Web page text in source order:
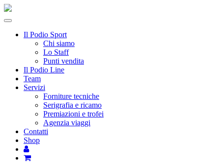
Toggle
navigationIl Podio Sport
Chi siamo
Lo Staff
Punti vendita
Il Podio Line
Team
Servizi
Forniture tecniche
Serigrafia e ricamo
Premiazioni e trofei
Agenzia viaggi
Contatti
Shop